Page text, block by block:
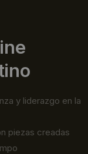
y liderazgo en la
piezas creadas